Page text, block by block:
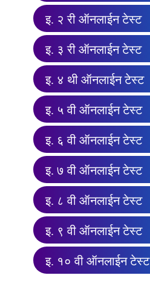
इ. २ री ऑनलाईन टेस्ट
इ. ३ री ऑनलाईन टेस्ट
इ. ४ थी ऑनलाईन टेस्ट
इ. ५ वी ऑनलाईन टेस्ट
इ. ६ वी ऑनलाईन टेस्ट
इ. ७ वी ऑनलाईन टेस्ट
इ. ८ वी ऑनलाईन टेस्ट
इ. ९ वी ऑनलाईन टेस्ट
इ. १० वी ऑनलाईन टेस्ट